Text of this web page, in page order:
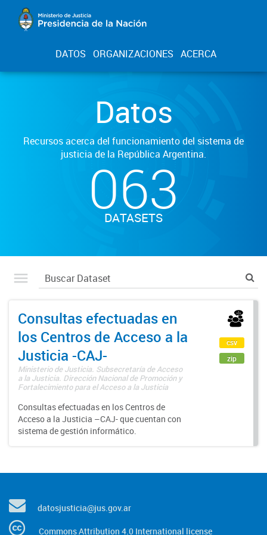
DATOS ORGANIZACIONES ACERCA
Datos
Recursos acerca del funcionamiento del sistema de
justicia de la República Argentina.
063
DATASETS
Consultas efectuadas en
los Centros de Acceso a la
Justicia -CAJ-
Ministerio de Justicia. Subsecretaría de Acceso
a la Justicia. Dirección Nacional de Promoción y
Fortalecimiento para el Acceso a la Justicia
Consultas efectuadas en los Centros de
Acceso a la Justicia –CAJ- que cuentan con
sistema de gestión informático.
csv
zip
datosjusticia@jus.gov.ar
Commons Attribution 4.0 International license